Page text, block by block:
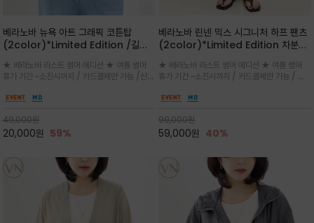
베라노바 뉴욕 아트 그래픽 코튼탑
(2color)*Limited Edition /길어
세요 ^^
★ 베라노바 라스트 썸머 에디션 ★ 여름 썸머
휴가 기간 ~소진시까지 / 카드결제만 가능 /산뜻
레터링과 감각적인 일러스트 프린트가 어우러져
49,000원
20,000원 59%
베라노바 린넨 믹스 시그니처 하프 팬츠
(2color)*Limited Edition 차분한
진 여름의 끝자락까지 멋스럽게 연출하
세요 ^^
★ 베라노바 라스트 썸머 에디션 ★ 여름 썸머
휴가 기간 ~소진시까지 / 카드결제만 가능 / 앞
게 체형을 커버해 우아한 비율을 완성
99,000원
59,000원 40%